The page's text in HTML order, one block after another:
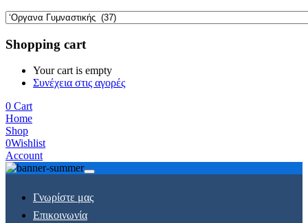
Shopping cart
Your cart is empty
Συνέχεια στις αγορές
0 Cart
Home
Shop
0Wishlist
Account
Γνωρίστε μας
Επικοινωνία